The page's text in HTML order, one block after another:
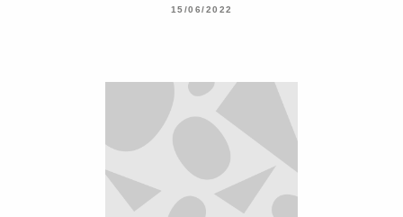
15/06/2022